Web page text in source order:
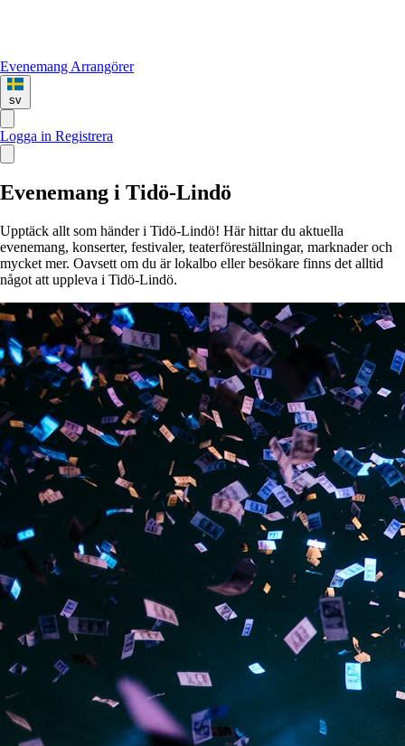
Evenemang Arrangörer
sv
Logga in Registrera
Evenemang i Tidö-Lindö
Upptäck allt som händer i Tidö-Lindö! Här hittar du aktuella
evenemang, konserter, festivaler, teaterföreställningar, marknader och
mycket mer. Oavsett om du är lokalbo eller besökare finns det alltid
något att uppleva i Tidö-Lindö.